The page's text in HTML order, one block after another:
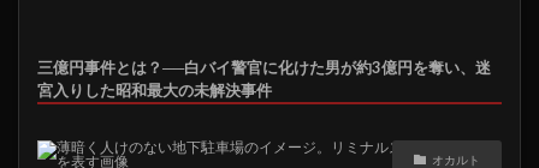
三億円事件とは？──白バイ警官に化けた男が約3億円を奪い、迷
宮入りした昭和最大の未解決事件
オカルト